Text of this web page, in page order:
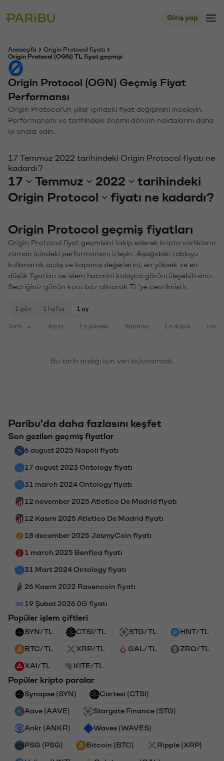
Giriş yap
Anasayfa
Origin Protocol fiyatı
Origin Protocol (OGN) TL fiyat geçmişi
Origin Protocol (OGN) Geçmiş Fiyat
Performansı
Origin Protocol'un yıllar içindeki fiyat değişimini inceleyin.
Performansını ve tarihindeki önemli dönüm noktalarını daha
iyi analiz edin.
17 Temmuz 2022 tarihindeki Origin Protocol fiyatı ne
kadardı?
17 Temmuz 2022
tarihindeki
Origin Protocol
fiyatı ne kadardı?
Origin Protocol geçmiş fiyatları
Origin Protocol fiyat geçmişini takip ederek kripto varlıkların
zaman içindeki performansını izleyin. Aşağıdaki tabloyu
kullanarak açılış ve kapanış değerlerini, en yüksek ve en
düşük fiyatları ve işlem hacmini kolayca görüntüleyebilirsiniz.
Seçtiğiniz günün kuru baz alınarak TL'ye çevrilmiştir.
1 gün 1 hafta 1 ay
Tarih Açılış En yüksek Kapanış En düşük
Bu tarih aralığı için veri bulunamadı.
Paribu'da daha fazlasını keşfet
Son gezilen geçmiş fiyatlar
6 august 2025 Napoli fiyatı
17 august 2023 Ontology fiyatı
31 march 2024 Ontology fiyatı
12 november 2025 Atletico De Madrid fiyatı
12 Kasım 2025 Atletico De Madrid fiyatı
18 december 2025 JasmyCoin fiyatı
1 march 2025 Benfica fiyatı
31 Mart 2024 Ontology fiyatı
26 Kasım 2022 Ravencoin fiyatı
19 Şubat 2026 0G fiyatı
Popüler işlem çiftleri
SYN/TL CTSI/TL STG/TL HNT/TL
BTC/TL XRP/TL GAL/TL ZRO/TL
XAI/TL KITE/TL
Popüler kripto paralar
Synapse (SYN) Cartesi (CTSI)
Aave (AAVE) Stargate Finance (STG)
Ankr (ANKR) Waves (WAVES)
PSG (PSG) Bitcoin (BTC) Ripple (XRP)